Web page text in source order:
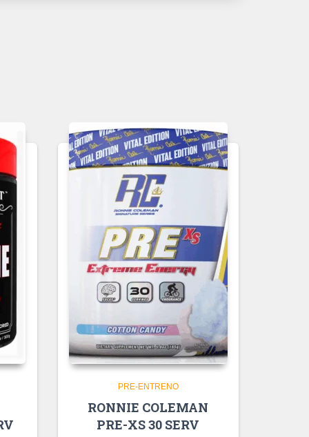
PRE-ENTRENO
RONNIE COLEMAN
PRE-XS 30 SERV